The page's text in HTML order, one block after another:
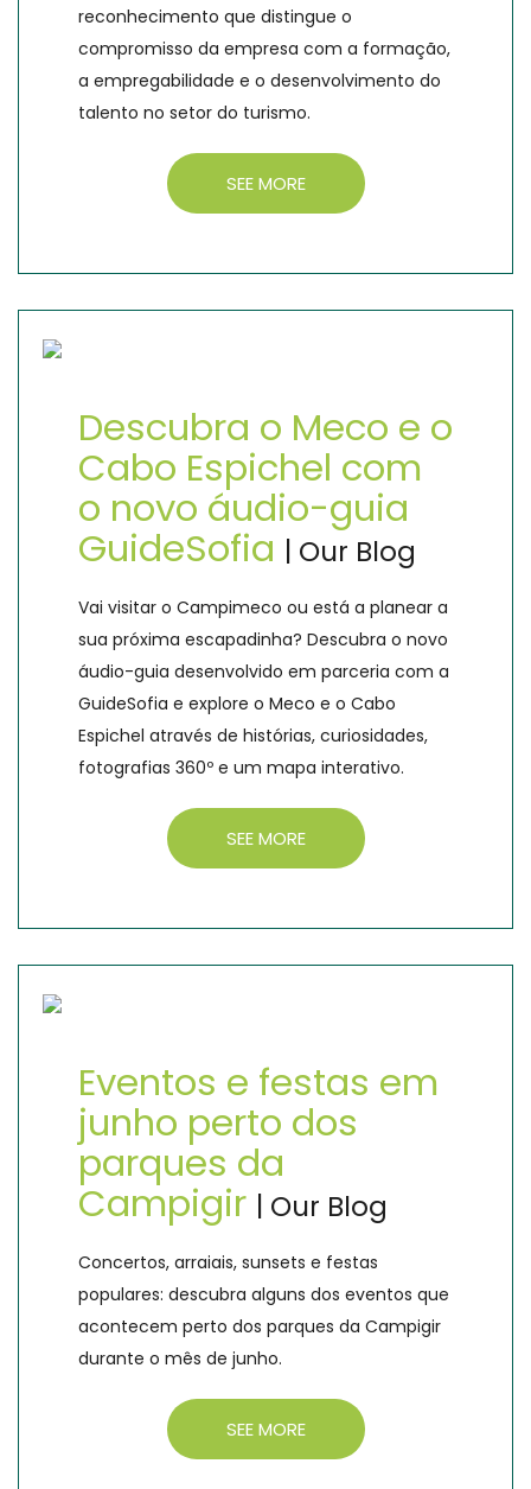
reconhecimento que distingue o
compromisso da empresa com a formação,
a empregabilidade e o desenvolvimento do
talento no setor do turismo.
SEE MORE
Descubra o Meco e o
Cabo Espichel com
o novo áudio-guia
GuideSofia | Our Blog
Vai visitar o Campimeco ou está a planear a
sua próxima escapadinha? Descubra o novo
áudio-guia desenvolvido em parceria com a
GuideSofia e explore o Meco e o Cabo
Espichel através de histórias, curiosidades,
fotografias 360º e um mapa interativo.
SEE MORE
Eventos e festas em
junho perto dos
parques da
Campigir | Our Blog
Concertos, arraiais, sunsets e festas
populares: descubra alguns dos eventos que
acontecem perto dos parques da Campigir
durante o mês de junho.
SEE MORE